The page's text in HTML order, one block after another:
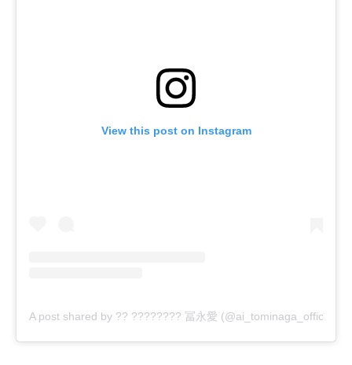
View this post on Instagram
A post shared by ?? ???????? 冨永愛 (@ai_tominaga_official)